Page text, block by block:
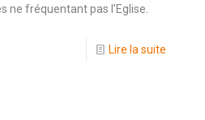
ne fréquentant pas l’Eglise.
Lire la suite